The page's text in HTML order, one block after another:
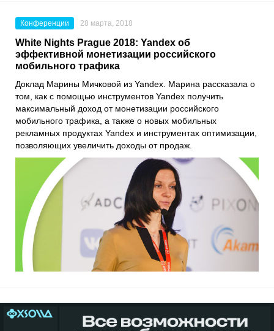
Конференции 28 марта, 2018
White Nights Prague 2018: Yandex об
эффективной монетизации российского
мобильного трафика
Доклад Марины Мичковой из Yandex. Марина рассказала о
том, как с помощью инструментов Yandex получить
максимальный доход от монетизации российского
мобильного трафика, а также о новых мобильных
рекламных продуктах Yandex и инструментах оптимизации,
позволяющих увеличить доходы от продаж.